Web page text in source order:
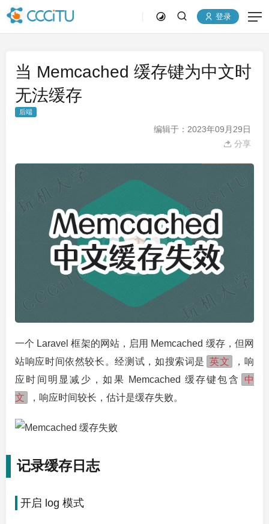
登录
当 Memcached 缓存键为中文时
无法缓存
后端
编辑于：2023年09月29日
分享
一个 Laravel 框架的网站，启用 Memcached 缓存，但网
站响应时间依然较长。经测试，如搜索词是 英文
，响
应时间明显减少，如果 Memcached 缓存键包含
中
文
，响应时间较长，估计是缓存失败。
记录缓存日志
开启 log 模式